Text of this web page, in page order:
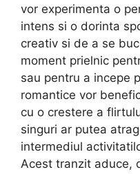
vor experimenta o
intens si o dorinta
creativ si de a se
moment prielnic
sau pentru a incepe
romantice vor
cu o crestere a
singuri ar putea
intermediul
Acest tranzit aduce,